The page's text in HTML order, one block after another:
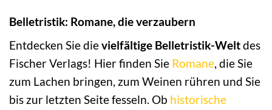
Belletristik: Romane, die verzaubern
Entdecken Sie dievielfältige Belletristik-Weltdes
Fischer Verlags! Hier finden Sie Romane, die Sie
zum Lachen bringen, zum Weinen rühren und Sie
bis zur letzten Seite fesseln. Ob historische